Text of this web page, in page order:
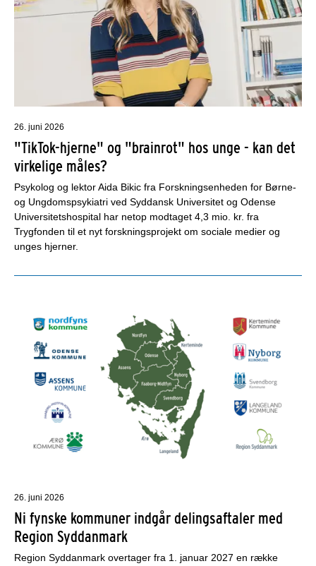
26. juni 2026
"TikTok-hjerne" og "brainrot" hos unge - kan det
virkelige måles?
Psykolog og lektor Aida Bikic fra Forskningsenheden for Børne-
og Ungdomspsykiatri ved Syddansk Universitet og Odense
Universitetshospital har netop modtaget 4,3 mio. kr. fra
Trygfonden til et nyt forskningsprojekt om sociale medier og
unges hjerner.
26. juni 2026
Ni fynske kommuner indgår delingsaftaler med
Region Syddanmark
Region Syddanmark overtager fra 1. januar 2027 en række